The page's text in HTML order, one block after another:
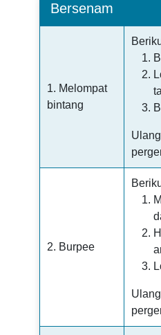
Bersenam
1. Melompat
bintang
2. Burpee